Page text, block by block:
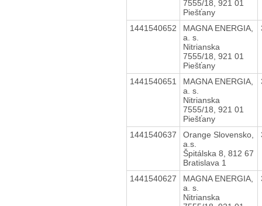
7555/18, 921 01
Piešťany
1441540652
MAGNA ENERGIA,
a. s.
Nitrianska
7555/18, 921 01
Piešťany
1441540651
MAGNA ENERGIA,
a. s.
Nitrianska
7555/18, 921 01
Piešťany
1441540637
Orange Slovensko,
a.s.
Špitálska 8, 812 67
Bratislava 1
1441540627
MAGNA ENERGIA,
a. s.
Nitrianska